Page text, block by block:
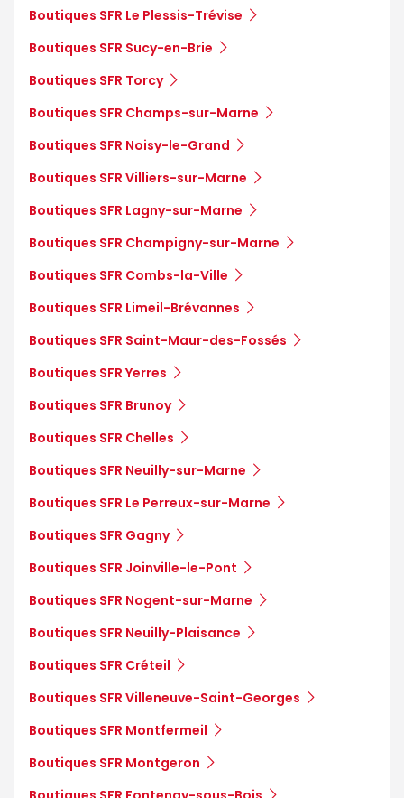
Boutiques SFR Le Plessis-Trévise
Boutiques SFR Sucy-en-Brie
Boutiques SFR Torcy
Boutiques SFR Champs-sur-Marne
Boutiques SFR Noisy-le-Grand
Boutiques SFR Villiers-sur-Marne
Boutiques SFR Lagny-sur-Marne
Boutiques SFR Champigny-sur-Marne
Boutiques SFR Combs-la-Ville
Boutiques SFR Limeil-Brévannes
Boutiques SFR Saint-Maur-des-Fossés
Boutiques SFR Yerres
Boutiques SFR Brunoy
Boutiques SFR Chelles
Boutiques SFR Neuilly-sur-Marne
Boutiques SFR Le Perreux-sur-Marne
Boutiques SFR Gagny
Boutiques SFR Joinville-le-Pont
Boutiques SFR Nogent-sur-Marne
Boutiques SFR Neuilly-Plaisance
Boutiques SFR Créteil
Boutiques SFR Villeneuve-Saint-Georges
Boutiques SFR Montfermeil
Boutiques SFR Montgeron